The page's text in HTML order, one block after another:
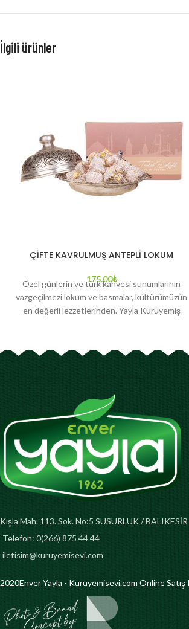
İlgili ürünler
ÇİFTE KAVRULMUŞ ANTEPLİ LOKUM
175.00₺
Özel günlerin ve türk kahvesi sunumlarının
vazgeçilmezi lokum ve basmalar, kültürümüzün
en değerli lezzetlerinden. Yayla Kuruyemiş
sizlerle. %100 toz şekerden üretilmiştir. Glikoz
Kışla Mah. 113. Sok. No:5 SUSURLUK / BALIKESİR
Telefon: 0(266) 875 44 44
iletisim@kuruyemisevi.com
2020Enver Yayla - Kuruyemisevi.com Online